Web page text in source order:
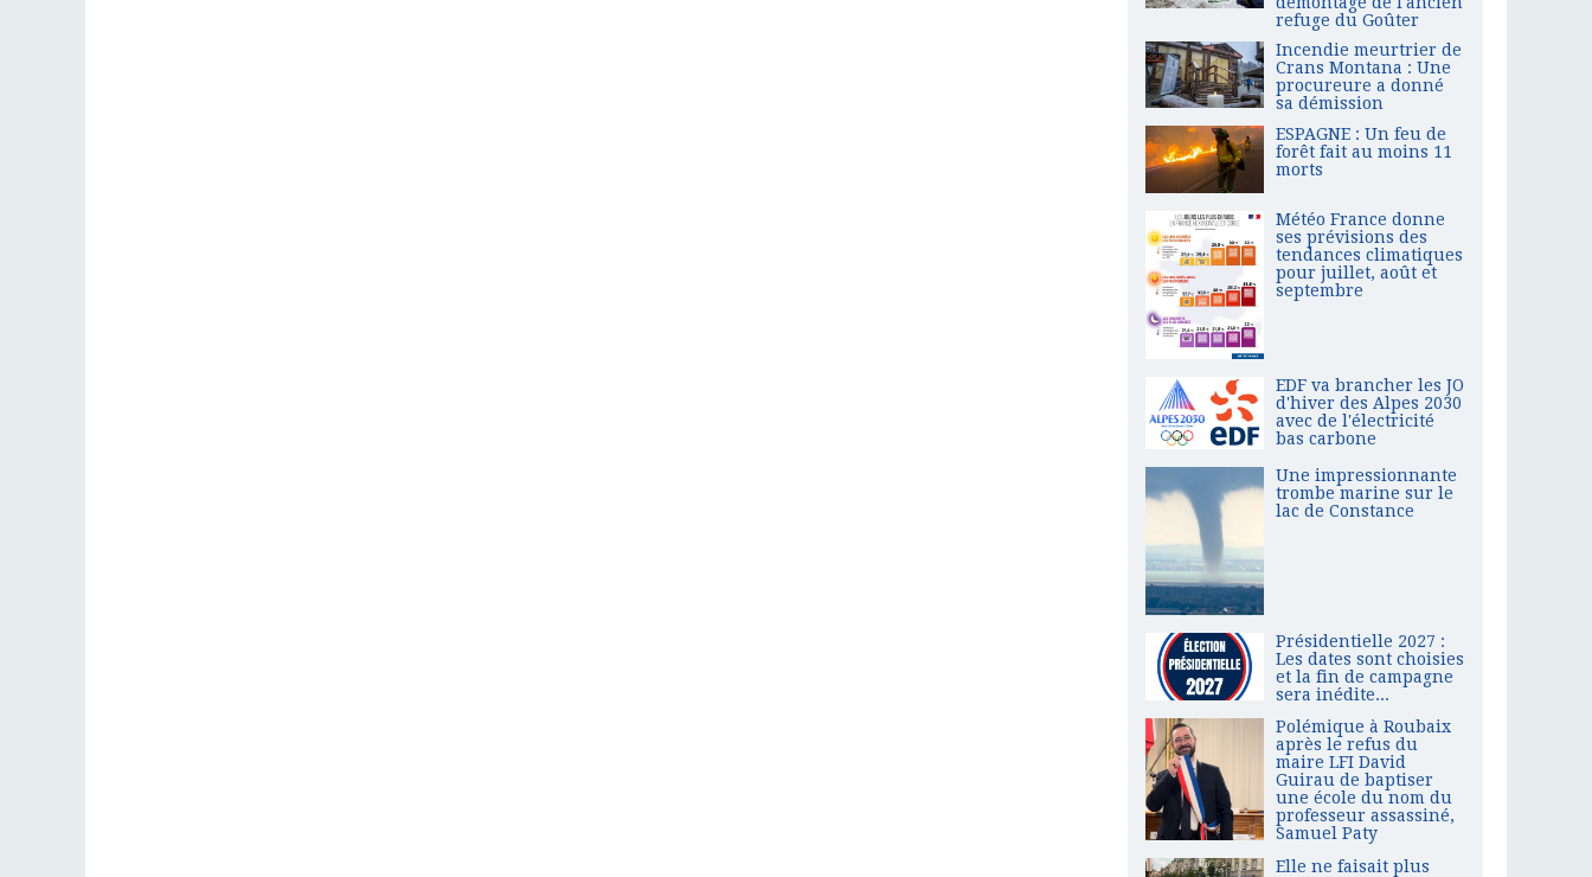
refuge du Goûter
Incendie meurtrier de
Crans Montana : Une
procureure a donné
sa démission
ESPAGNE : Un feu de
forêt fait au moins 11
morts
Météo France donne
ses prévisions des
tendances climatiques
pour juillet, août et
septembre
EDF va brancher les JO
d'hiver des Alpes 2030
avec de l'électricité
bas carbone
Une impressionnante
trombe marine sur le
lac de Constance
Présidentielle 2027 :
Les dates sont choisies
et la fin de campagne
sera inédite...
Polémique à Roubaix
après le refus du
maire LFI David
Guirau de baptiser
une école du nom du
professeur assassiné,
Samuel Paty
Elle ne faisait plus